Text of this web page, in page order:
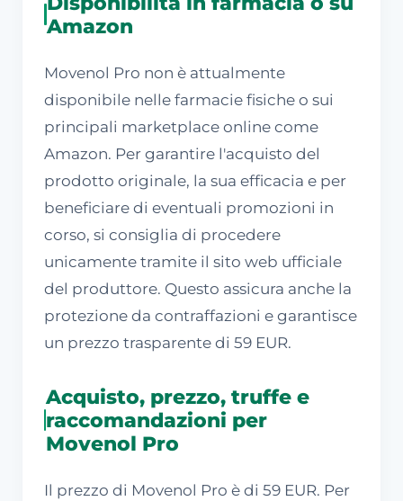
Amazon
Movenol Pro non è attualmente
disponibile nelle farmacie fisiche o sui
principali marketplace online come
Amazon. Per garantire l'acquisto del
prodotto originale, la sua efficacia e per
beneficiare di eventuali promozioni in
corso, si consiglia di procedere
unicamente tramite il sito web ufficiale
del produttore. Questo assicura anche la
protezione da contraffazioni e garantisce
un prezzo trasparente di 59 EUR.
Acquisto, prezzo, truffe e
raccomandazioni per
Movenol Pro
Il prezzo di Movenol Pro è di 59 EUR. Per